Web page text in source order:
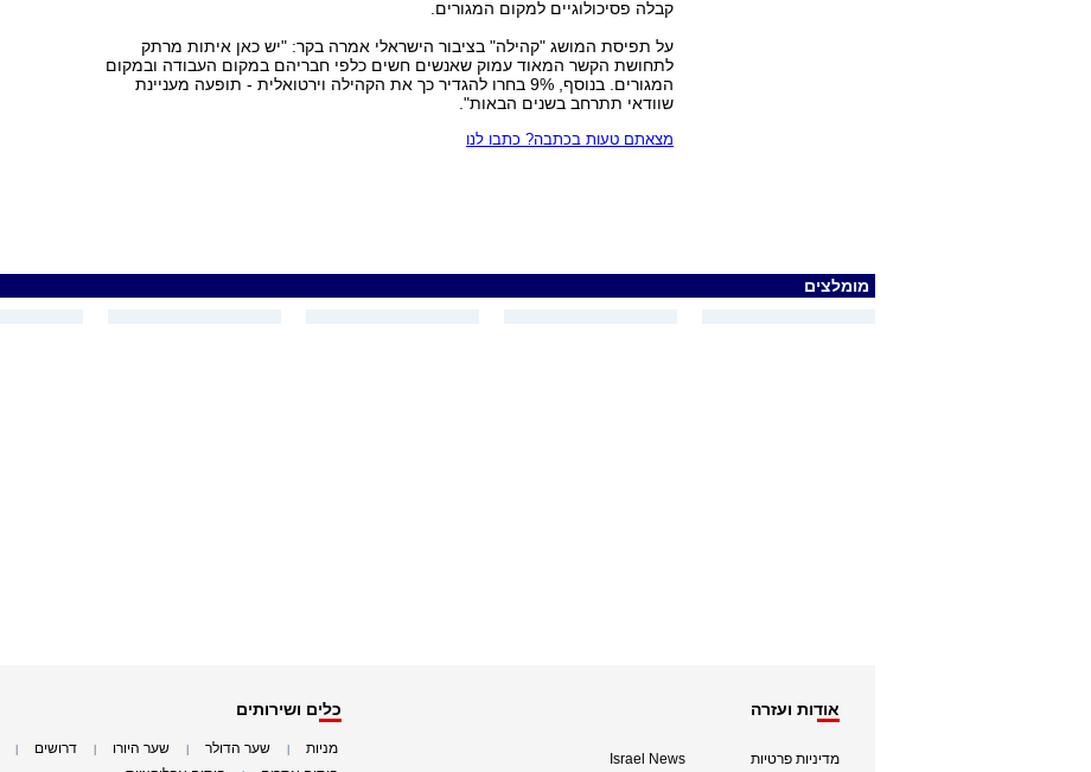
קבלה פסיכולוגיים למקום המגורים.
על תפיסת המושג "קהילה" בציבור הישראלי אמרה בקר: "יש כאן איתות מרתק
לתחושת הקשר המאוד עמוק שאנשים חשים כלפי חבריהם במקום העבודה ובמקום
המגורים. בנוסף, 9% בחרו להגדיר כך את הקהילה וירטואלית - תופעה מעניינת
שוודאי תתרחב בשנים הבאות".
מצאתם טעות בכתבה? כתבו לנו
מומלצים
אודות ועזרה
מדיניות פרטיות Israel News
כלים ושירותים
מניות שער הדולר שער היורו דרושים